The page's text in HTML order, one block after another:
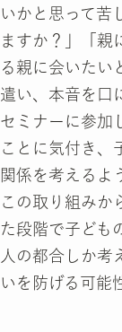
いかと思って苦
ますか？」「親
る親に会いたい
遣い、本音を口
セミナーに参加
ことに気付き、
関係を考えるよ
この取り組みか
た段階で子ども
人の都合しか考
いを防げる可能